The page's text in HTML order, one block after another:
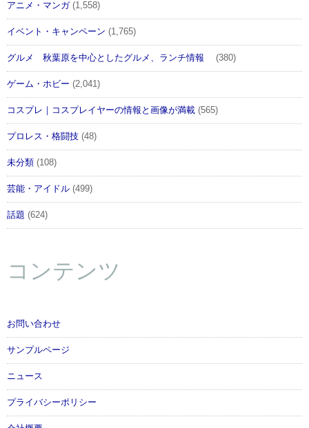
アニメ・マンガ(1,558)
イベント・キャンペーン (1,765)
グルメ 秋葉原を中心としたグルメ、ランチ情報 (380)
ゲーム・ホビー (2,041)
コスプレ｜コスプレイヤーの情報と画像が満載 (565)
プロレス・格闘技 (48)
未分類 (108)
芸能・アイドル (499)
話題 (624)
コンテンツ
お問い合わせ
サンプルページ
ニュース
プライバシーポリシー